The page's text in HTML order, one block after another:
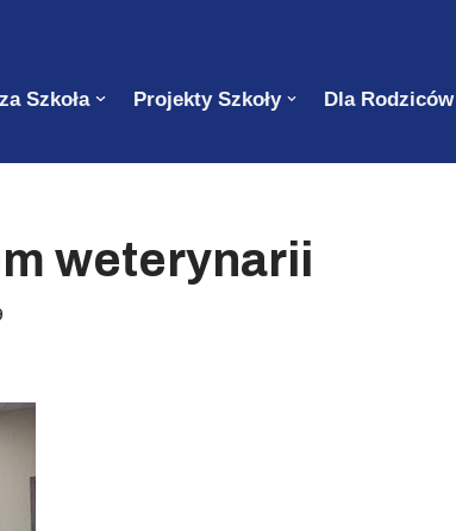
Szkoła Projekty Szkoły Dla Rodziców
weterynarii